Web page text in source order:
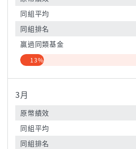
同組平均
同組排名
贏過同類基金
13%
3月
原幣績效
同組平均
同組排名